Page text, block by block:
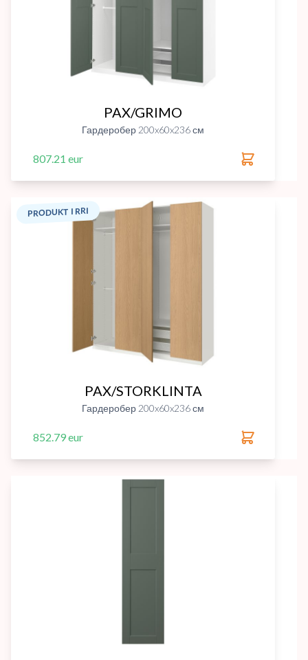
PAX/GRIMO
Гардеробер 200x60x236 см
807.21 eur
PRODUKT I RRI
PAX/STORKLINTA
Гардеробер 200x60x236 см
852.79 eur